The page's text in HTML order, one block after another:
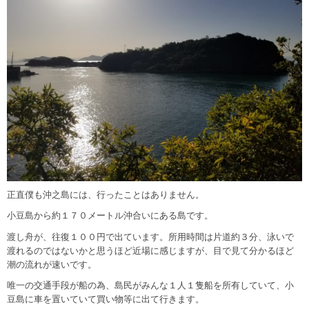
正直僕も沖之島には、行ったことはありません。
小豆島から約１７０メートル沖合いにある島です。
渡し舟が、往復１００円で出ています。所用時間は片道約３分、泳いで
渡れるのではないかと思うほど近場に感じますが、目で見て分かるほど
潮の流れが速いです。
唯一の交通手段が船の為、島民がみんな１人１隻船を所有していて、小
豆島に車を置いていて買い物等に出て行きます。